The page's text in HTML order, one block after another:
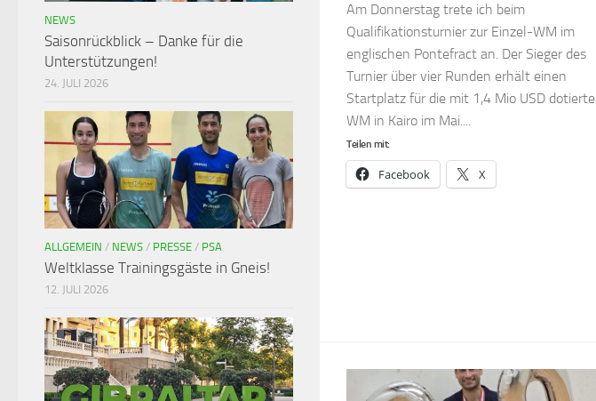
Am Donnerstag trete ich beim
Qualifikationsturnier zur Einzel-WM im
englischen Pontefract an. Der Sieger des
Turnier über vier Runden erhält einen
Startplatz für die mit 1,4 Mio USD dotierte
WM in Kairo im Mai....
Teilen mit:
Facebook X
NEWS
Saisonrückblick – Danke für die
Unterstützungen!
24. JULI 2026
ALLGEMEIN / NEWS / PRESSE / PSA
Weltklasse Trainingsgäste in Gneis!
12. JULI 2026